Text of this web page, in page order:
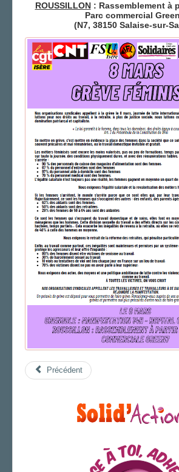
ROUSSILLON: Rassemblement à
Parc commercial
(N7, 38150 Salaise-sur-
Précédent